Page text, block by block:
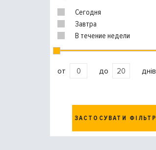
Сегодня
Завтра
В течение недели
от до днів
ЗАСТОСУВАТИ ФІЛЬТР